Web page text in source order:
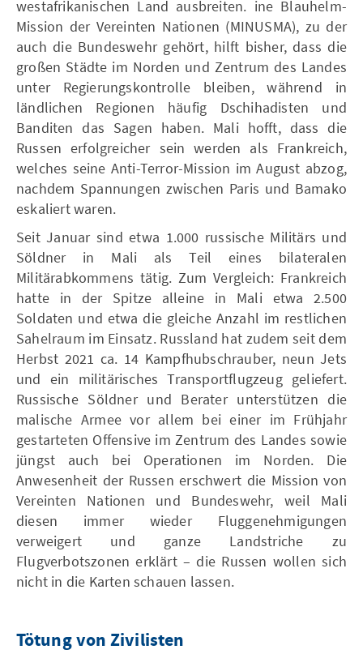
westafrikanischen Land ausbreiten. ine Blauhelm-
Mission der Vereinten Nationen (MINUSMA), zu der
auch die Bundeswehr gehört, hilft bisher, dass die
großen Städte im Norden und Zentrum des Landes
unter Regierungskontrolle bleiben, während in
ländlichen Regionen häufig Dschihadisten und
Banditen das Sagen haben. Mali hofft, dass die
Russen erfolgreicher sein werden als Frankreich,
welches seine Anti-Terror-Mission im August abzog,
nachdem Spannungen zwischen Paris und Bamako
eskaliert waren.
Seit Januar sind etwa 1.000 russische Militärs und
Söldner in Mali als Teil eines bilateralen
Militärabkommens tätig. Zum Vergleich: Frankreich
hatte in der Spitze alleine in Mali etwa 2.500
Soldaten und etwa die gleiche Anzahl im restlichen
Sahelraum im Einsatz. Russland hat zudem seit dem
Herbst 2021 ca. 14 Kampfhubschrauber, neun Jets
und ein militärisches Transportflugzeug geliefert.
Russische Söldner und Berater unterstützen die
malische Armee vor allem bei einer im Frühjahr
gestarteten Offensive im Zentrum des Landes sowie
jüngst auch bei Operationen im Norden. Die
Anwesenheit der Russen erschwert die Mission von
Vereinten Nationen und Bundeswehr, weil Mali
diesen immer wieder Fluggenehmigungen
verweigert und ganze Landstriche zu
Flugverbotszonen erklärt – die Russen wollen sich
nicht in die Karten schauen lassen.
Tötung von Zivilisten